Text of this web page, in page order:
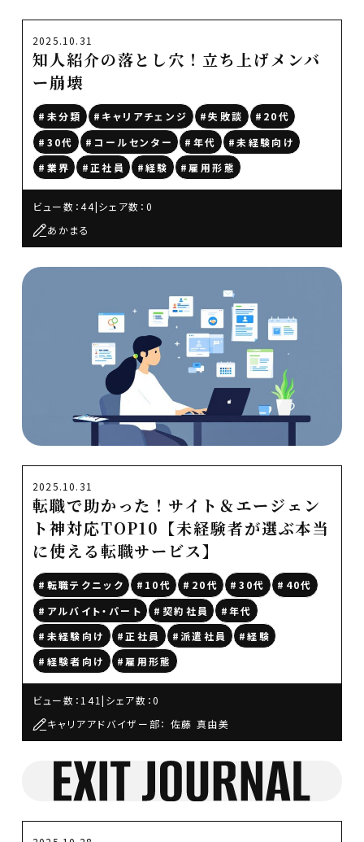
2025.10.31
知人紹介の落とし穴！立ち上げメンバ
ー崩壊
#未分類 #キャリアチェンジ #失敗談
#20代
#30代
#コールセンター #年代
#未経験向け
#業界
#正社員 #経験 #雇用形態
ビュー数：44|シェア数：0
あかまる
2025.10.31
転職で助かった！サイト＆エージェン
ト神対応TOP10【未経験者が選ぶ本当
に使える転職サービス】
#転職テクニック #10代 #20代 #30代
#40代
#アルバイト・パート
#契約社員
#年代
#未経験向け
#正社員 #派遣社員
#経験
#経験者向け
#雇用形態
ビュー数：141| シェア数：0
キャリアアドバイザー部： 佐藤 真由美